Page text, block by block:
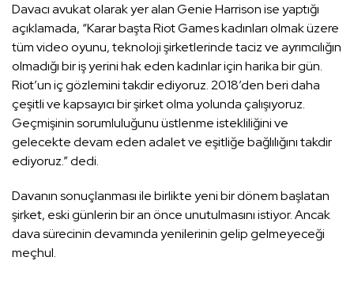
Davacı avukat olarak yer alan Genie Harrison ise yaptığı
açıklamada, “Karar başta Riot Games kadınları olmak üzere
tüm video oyunu, teknoloji şirketlerinde taciz ve ayrımcılığın
olmadığı bir iş yerini hak eden kadınlar için harika bir gün.
Riot’un iç gözlemini takdir ediyoruz. 2018’den beri daha
çeşitli ve kapsayıcı bir şirket olma yolunda çalışıyoruz.
Geçmişinin sorumluluğunu üstlenme istekliliğini ve
gelecekte devam eden adalet ve eşitliğe bağlılığını takdir
ediyoruz.” dedi.
Davanın sonuçlanması ile birlikte yeni bir dönem başlatan
şirket, eski günlerin bir an önce unutulmasını istiyor. Ancak
dava sürecinin devamında yenilerinin gelip gelmeyeceği
meçhul.